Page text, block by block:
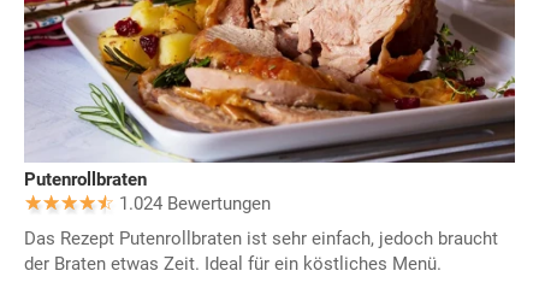
Putenrollbraten
1.024 Bewertungen
Das Rezept Putenrollbraten ist sehr einfach, jedoch braucht
der Braten etwas Zeit. Ideal für ein köstliches Menü.